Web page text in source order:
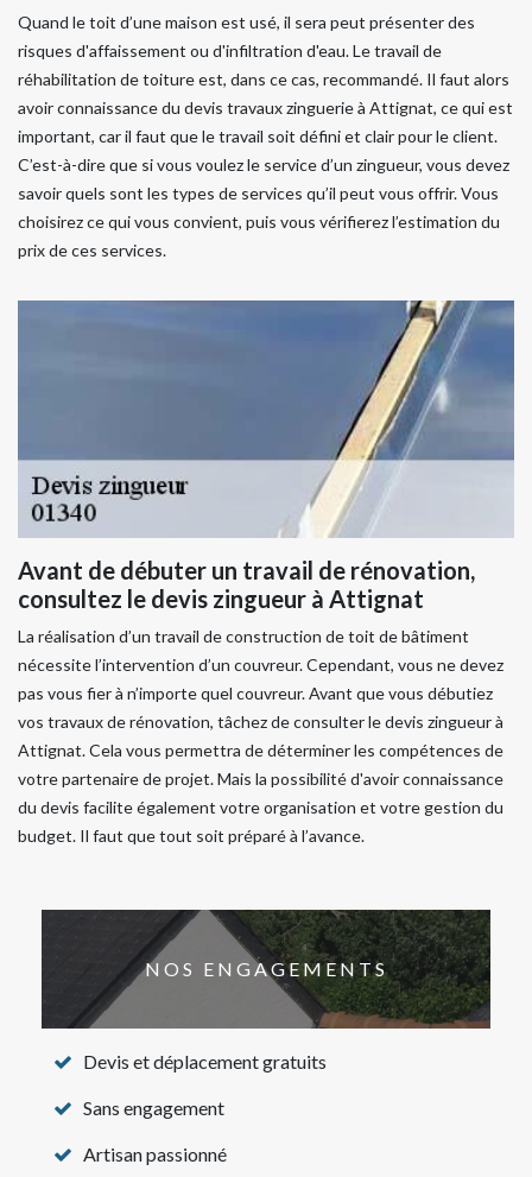
Quand le toit d’une maison est usé, il sera peut présenter des
risques d'affaissement ou d'infiltration d'eau. Le travail de
réhabilitation de toiture est, dans ce cas, recommandé. Il faut alors
avoir connaissance du devis travaux zinguerie à Attignat, ce qui est
important, car il faut que le travail soit défini et clair pour le client.
C’est-à-dire que si vous voulez le service d’un zingueur, vous devez
savoir quels sont les types de services qu’il peut vous offrir. Vous
choisirez ce qui vous convient, puis vous vérifierez l’estimation du
prix de ces services.
Avant de débuter un travail de rénovation,
consultez le devis zingueur à Attignat
La réalisation d’un travail de construction de toit de bâtiment
nécessite l’intervention d’un couvreur. Cependant, vous ne devez
pas vous fier à n’importe quel couvreur. Avant que vous débutiez
vos travaux de rénovation, tâchez de consulter le devis zingueur à
Attignat. Cela vous permettra de déterminer les compétences de
votre partenaire de projet. Mais la possibilité d'avoir connaissance
du devis facilite également votre organisation et votre gestion du
budget. Il faut que tout soit préparé à l’avance.
NOS ENGAGEMENTS
Devis et déplacement gratuits
Sans engagement
Artisan passionné